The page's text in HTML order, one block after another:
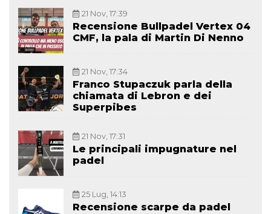
21 Nov, 17:39
Recensione Bullpadel Vertex 04
CMF, la pala di Martin Di Nenno
21 Nov, 17:34
Franco Stupaczuk parla della
chiamata di Lebron e dei
Superpibes
21 Nov, 17:31
Le principali impugnature nel
padel
25 Lug, 14:13
Recensione scarpe da padel